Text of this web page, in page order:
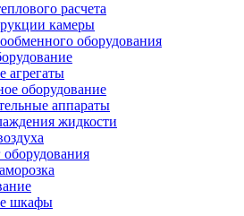
расчета
камеры
оборудования
агрегаты
оборудование
аппараты
жидкости
шкафы